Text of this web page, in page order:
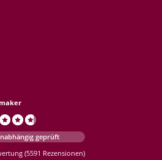
geprüft
(5591 Rezensionen)